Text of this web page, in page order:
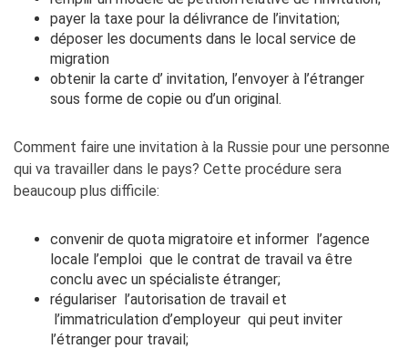
payer la taxe pour la délivrance de l’invitation;
déposer les documents dans le local service de
migration
obtenir la carte d’ invitation, l’envoyer à l’étranger
sous forme de copie ou d’un original.
Comment faire une invitation à la Russie pour une personne
qui va travailler dans le pays? Cette procédure sera
beaucoup plus difficile:
convenir de quota migratoire et informer l’agence
locale l’emploi que le contrat de travail va être
conclu avec un spécialiste étranger;
régulariser l’autorisation de travail et
l’immatriculation d’employeur qui peut inviter
l’étranger pour travail;